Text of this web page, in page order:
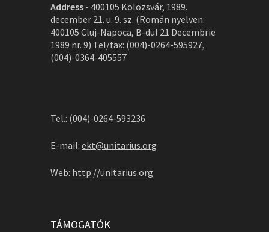
Address - 400105 Kolozsvár, 1989.
december 21. u. 9. sz. (Román nyelven:
400105 Cluj-Napoca, B-dul 21 Decembrie
1989 nr. 9) Tel/fax: (004)-0264-595927,
(004)-0364-405557
Tel.: (004)-0264-593236
E-mail: ekt@unitarius.org
Web: http://unitarius.org
TÁMOGATÓK